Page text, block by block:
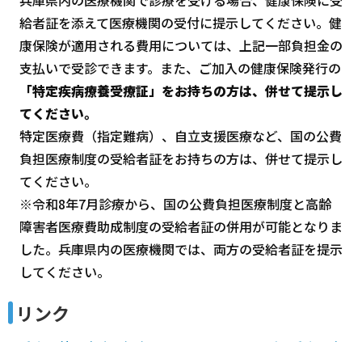
給者証を添えて医療機関の受付に提示してください。健
康保険が適用される費用については、上記一部負担金の
支払いで受診できます。また、ご加入の健康保険発行の
「特定疾病療養受療証」をお持ちの方は、併せて提示し
てください。
特定医療費（指定難病）、自立支援医療など、国の公費
負担医療制度の受給者証をお持ちの方は、併せて提示し
てください。
※令和8年7月診療から、国の公費負担医療制度と高齢
障害者医療費助成制度の受給者証の併用が可能となりま
した。兵庫県内の医療機関では、両方の受給者証を提示
してください。
リンク